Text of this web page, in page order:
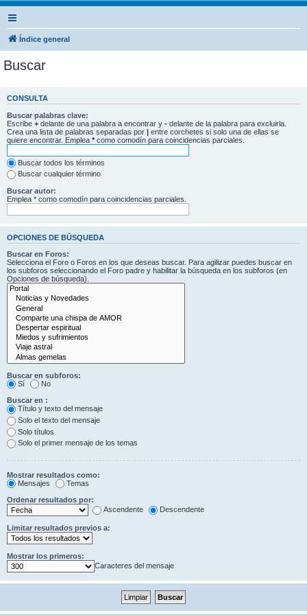
Índice general
Buscar
CONSULTA
Buscar palabras clave:
Escribe + delante de una palabra a encontrar y - delante de la palabra para excluirla.
Crea una lista de palabras separadas por | entre corchetes si solo una de ellas se
quiere encontrar. Emplea * como comodín para coincidencias parciales.
Buscar todos los términos
Buscar cualquier término
Buscar autor:
Emplea * como comodín para coincidencias parciales.
OPCIONES DE BÚSQUEDA
Buscar en Foros:
Selecciona el Foro o Foros en los que deseas buscar. Para agilizar puedes buscar en
los subforos seleccionando el Foro padre y habilitar la búsqueda en los subforos (en
Opciones de búsqueda).
Buscar en subforos:
Sí
No
Buscar en :
Título y texto del mensaje
Solo el texto del mensaje
Solo títulos
Solo el primer mensaje de los temas
Mostrar resultados como:
Mensajes
Temas
Ordenar resultados por:
Ascendente
Descendente
Limitar resultados previos a:
Mostrar los primeros:
Caracteres del mensaje